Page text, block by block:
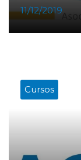
11/12/2019
Cursos